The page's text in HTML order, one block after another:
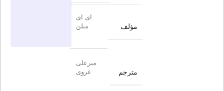
مؤلف
ای ای
میلن
مترجم
میرعلی
غروی